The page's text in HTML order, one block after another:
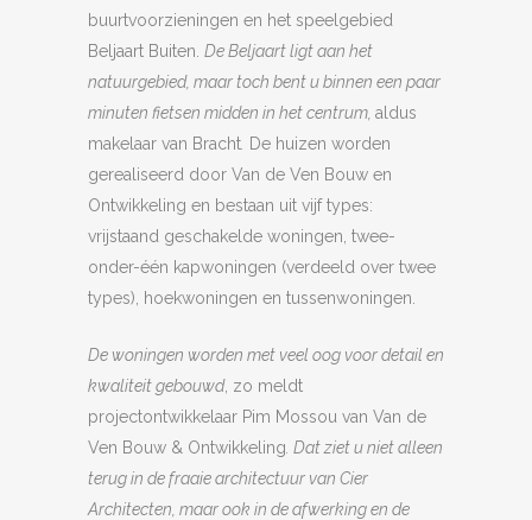
buurtvoorzieningen en het speelgebied
Beljaart Buiten. De Beljaart ligt aan het
natuurgebied, maar toch bent u binnen een paar
minuten fietsen midden in het centrum, aldus
makelaar van Bracht De huizen worden
gerealiseerd door Van de Ven Bouw en
Ontwikkeling en bestaan uit vijf types:
vrijstaand geschakelde woningen, twee-
onder-één kapwoningen (verdeeld over twee
types), hoekwoningen en tussenwoningen.
De woningen worden met veel oog voor detail en
kwaliteit gebouwd, zo meldt
projectontwikkelaar Pim Mossou van Van de
Ven Bouw & Ontwikkeling . Dat ziet u niet alleen
terug in de fraaie architectuur van Cier
Architecten, maar ook in de afwerking en de